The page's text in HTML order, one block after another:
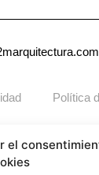
el
Política
reservados.